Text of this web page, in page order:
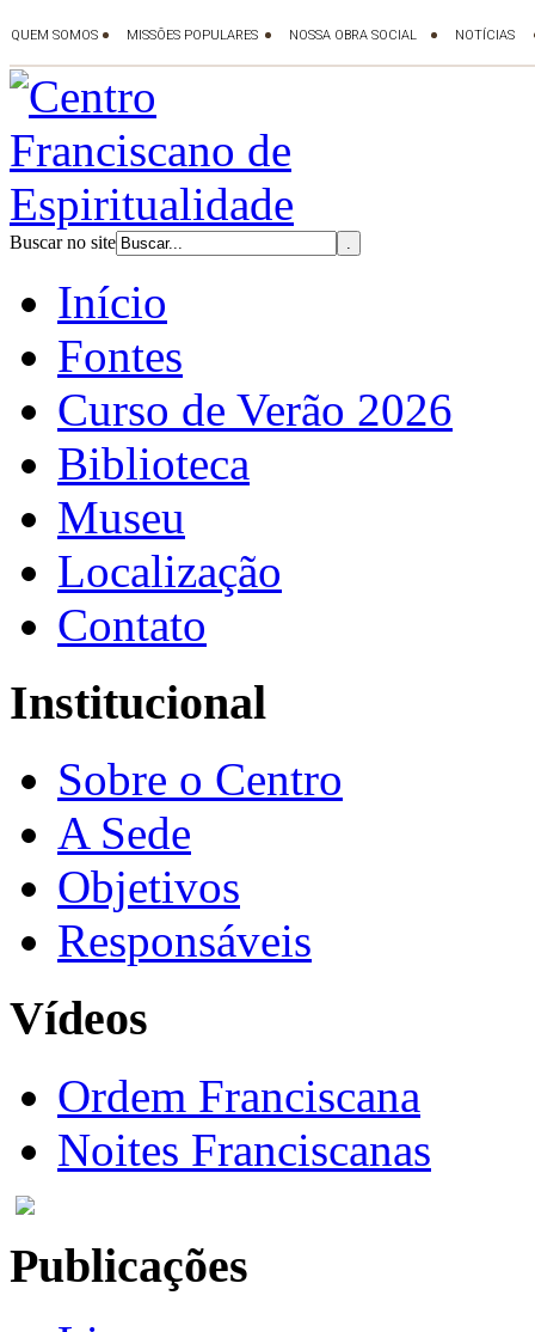
Buscar no site
Início
Fontes
Curso de Verão 2026
Biblioteca
Museu
Localização
Contato
Institucional
Sobre o Centro
A Sede
Objetivos
Responsáveis
Vídeos
Ordem Franciscana
Noites Franciscanas
Publicações